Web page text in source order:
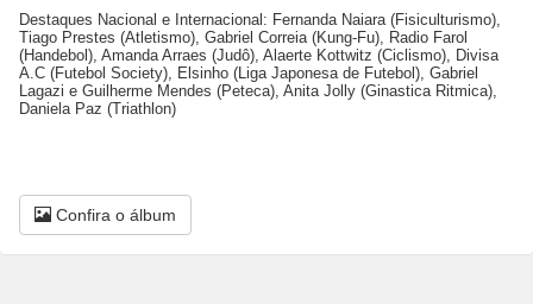
Destaques Nacional e Internacional: Fernanda Naiara (Fisiculturismo),
Tiago Prestes (Atletismo), Gabriel Correia (Kung-Fu), Radio Farol
(Handebol), Amanda Arraes (Judô), Alaerte Kottwitz (Ciclismo), Divisa
A.C (Futebol Society), Elsinho (Liga Japonesa de Futebol), Gabriel
Lagazi e Guilherme Mendes (Peteca), Anita Jolly (Ginastica Ritmica),
Daniela Paz (Triathlon)
Confira o álbum